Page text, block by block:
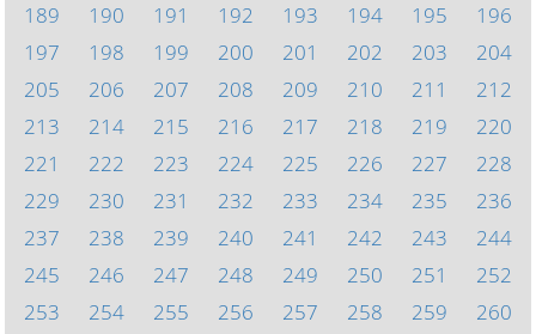
189
190 191 192 193 194 195
196
197
198 199 200 201 202 203
204
205
206 207 208 209 210 211
212
213
214 215 216 217 218 219
220
221
222 223 224 225 226 227
228
229
230 231 232 233 234 235
236
237
238 239 240 241 242 243
244
245
246 247 248 249 250 251
252
253
254 255 256 257 258 259
260